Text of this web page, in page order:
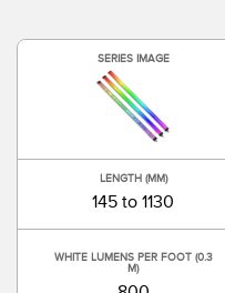
SERIES IMAGE
LENGTH (MM)
145 to 1130
WHITE LUMENS PER FOOT (0.3
M)